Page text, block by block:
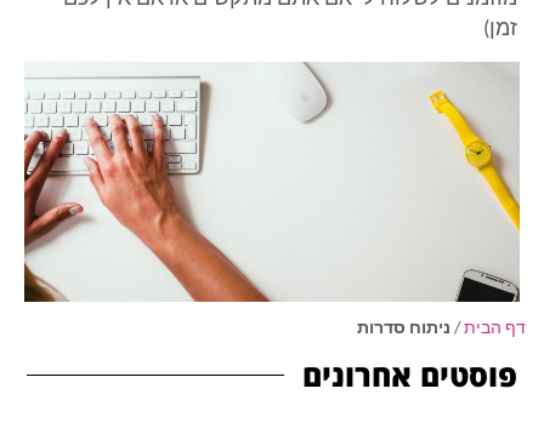
זמן)
דף הבית/ ניתוח סדרות
פוסטים אחרונים